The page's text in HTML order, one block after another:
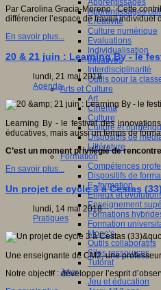
Apprentissages
Apprentissages
Créativité
Culture numérique
Evaluations
Individualisation
Initiatives
Interdisciplinarité
Outils pour la
Arts et Culture
Art
Cinéma
Culture
Culture et
Dispositifs de
Littérature
Formation
Compétences
Dispositifs de
E- formation
Enjeux et
Enseignement
Formations
Formation
Mooc’s
Outils collaboratifs
Sites ressources
Tutorat
Jeux
Jeu et éducation
Par Carolina Gracia-Moreno : Cette
différencier l’espace de travail individuel
En savoir plus...
20 & 21 juin : Learning By - le
lundi, 21 mai 2018
Agenda
Learning By - le festival des
éducatives, mais aussi un temps de
C’est un moment privilégié de
En savoir plus...
Un projet de cycle 3 à Cestas
lundi, 14 mai 2018
Pratiques
Une enseignante de CM2, une
Notre objectif : développer l’esprit